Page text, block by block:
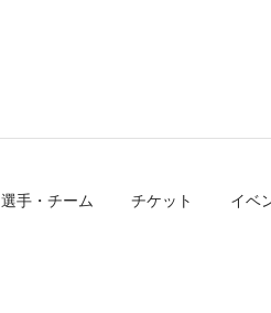
選手・チーム チケット イベ